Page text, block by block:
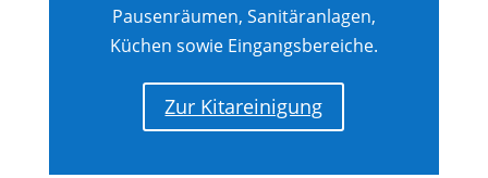
Pausenräumen, Sanitäranlagen,
Küchen sowie Eingangsbereiche.
Zur Kitareinigung